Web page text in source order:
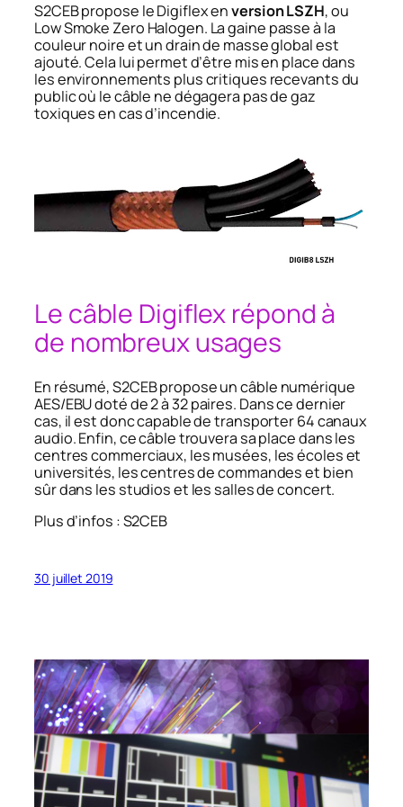
S2CEB propose le Digiflex enversion LSZH, ou
Low Smoke Zero Halogen. La gaine passe à la
couleur noire et un drain de masse global est
ajouté. Cela lui permet d’être mis en place dans
les environnements plus critiques recevants du
public où le câble ne dégagera pas de gaz
toxiques en cas d’incendie.
Le câble Digiflex répond à
de nombreux usages
En résumé, S2CEB propose un câble numérique
AES/EBU doté de 2 à 32 paires. Dans ce dernier
cas, il est donc capable de transporter 64 canaux
audio. Enfin, ce câble trouvera sa place dans les
centres commerciaux, les musées, les écoles et
universités, les centres de commandes et bien
sûr dans les studios et les salles de concert.
Plus d’infos : S2CEB
30 juillet 2019